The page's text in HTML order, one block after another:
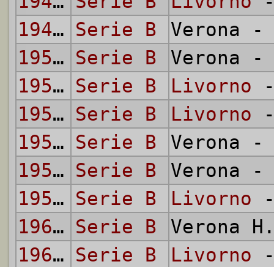
1949/50 Serie B
Verona
1950/51 Serie B
Verona
1950/51 Serie B Livorno
1951/52 Serie B Livorno
1951/52 Serie B
Verona
1955/56 Serie B
Verona
1955/56 Serie B Livorno
1964/65 Serie B
Verona
1964/65 Serie B Livorno